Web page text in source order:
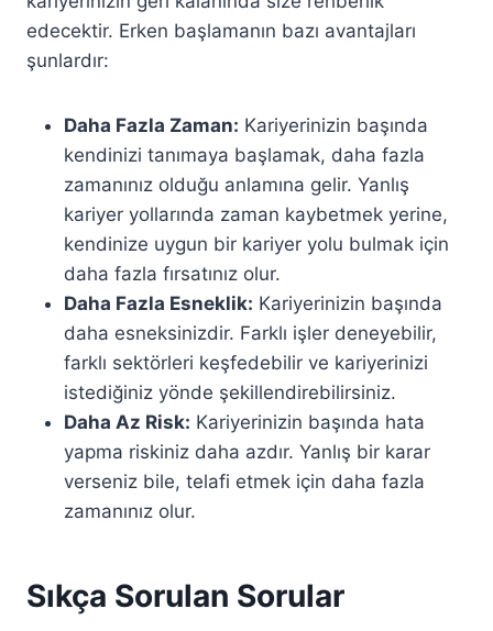
edecektir. Erken başlamanın bazı avantajları
şunlardır:
Daha Fazla Zaman: Kariyerinizin başında
kendinizi tanımaya başlamak, daha fazla
zamanınız olduğu anlamına gelir. Yanlış
kariyer yollarında zaman kaybetmek yerine,
kendinize uygun bir kariyer yolu bulmak için
daha fazla fırsatınız olur.
Daha Fazla Esneklik: Kariyerinizin başında
daha esneksinizdir. Farklı işler deneyebilir,
farklı sektörleri keşfedebilir ve kariyerinizi
istediğiniz yönde şekillendirebilirsiniz.
Daha Az Risk: Kariyerinizin başında hata
yapma riskiniz daha azdır. Yanlış bir karar
verseniz bile, telafi etmek için daha fazla
zamanınız olur.
Sıkça Sorulan Sorular